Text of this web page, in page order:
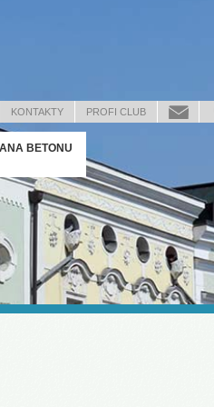
KONTAKTY
PROFI CLUB
BETONU